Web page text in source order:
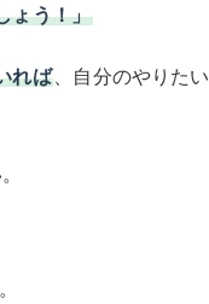
ょう！」
れば 、自分のやりたい